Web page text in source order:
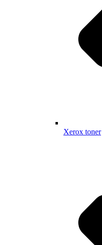
Xerox toner